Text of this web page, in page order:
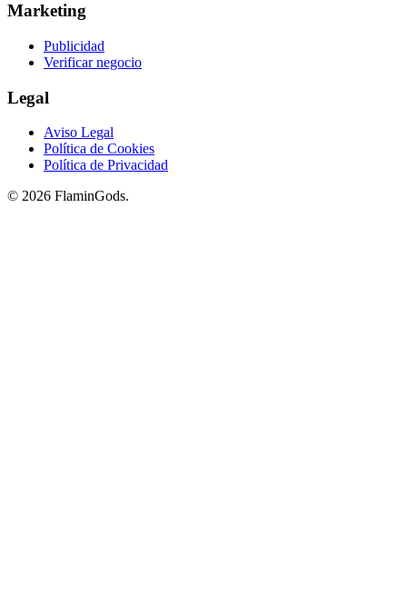
Marketing
Publicidad
Verificar negocio
Legal
Aviso Legal
Política de Cookies
Política de Privacidad
© 2026 FlaminGods.